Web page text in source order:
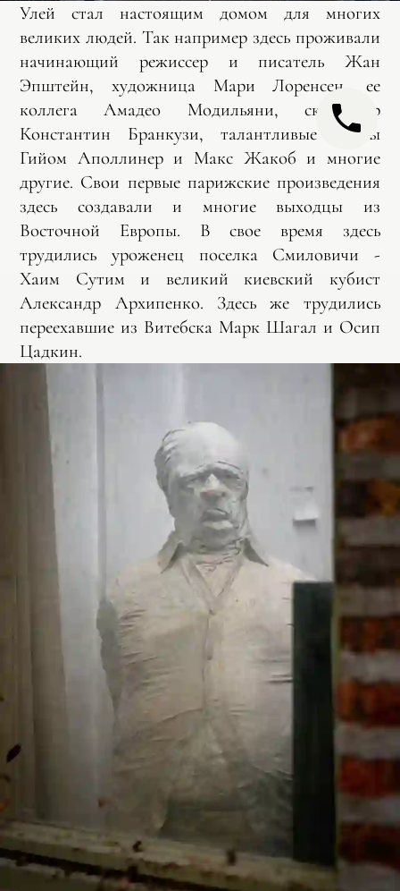
Улей стал настоящим домом для многих
великих людей. Так например здесь проживали
начинающий режиссер и писатель Жан
Эпштейн, художница Мари Лоренсен, ее
коллега Амадео Модильяни, скульптор
Константин Бранкузи, талантливые поэты
Гийом Аполлинер и Макс Жакоб и многие
другие. Свои первые парижские произведения
здесь создавали и многие выходцы из
Восточной Европы. В свое время здесь
трудились уроженец поселка Смиловичи -
Хаим Сутим и великий киевский кубист
Александр Архипенко. Здесь же трудились
переехавшие из Витебска Марк Шагал и Осип
Цадкин.